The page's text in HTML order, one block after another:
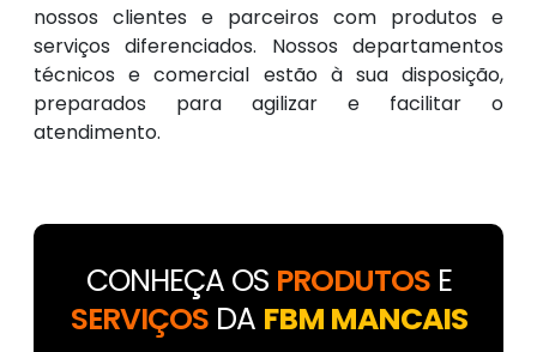
nossos clientes e parceiros com produtos e
serviços diferenciados. Nossos departamentos
técnicos e comercial estão à sua disposição,
preparados para agilizar e facilitar o
atendimento.
CONHEÇA OS PRODUTOSE
SERVIÇOSDA FBM MANCAIS